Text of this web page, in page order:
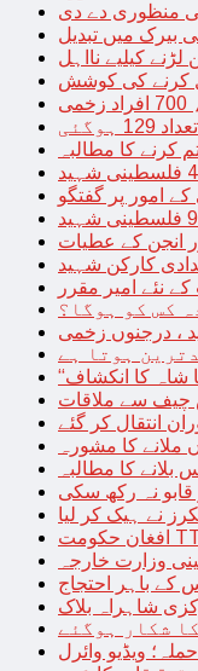
کیلیے نااہل
کا مطالبہ
امور پر گفتگو
انجن کے عطیات
کارکن شہید
نئے امیر مقرر
کس کو ہوگا؟
ہوتا ہے
شاہ کا انکشاف
چیف سے ملاقات
انتقال کر گئے
کا مشورہ
کا مطالبہ
قابو نہ رکھ سکی
نے ہیک کر لیا
وزارت خارجہ
کے باہر احتجاج
شاہراہ بلاک
شکار ہوگئے
ویڈیو وائرل